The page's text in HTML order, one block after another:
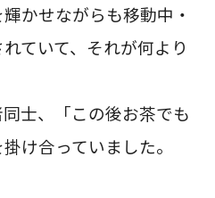
かせながらも移動中・
ていて、それが何より
士、「この後お茶でも
け合っていました。